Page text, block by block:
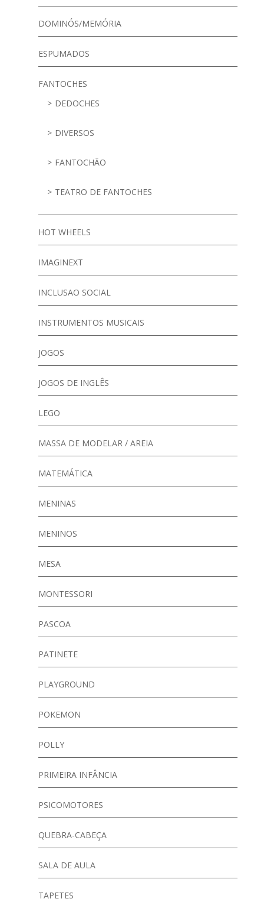
DOMINÓS/MEMÓRIA
ESPUMADOS
FANTOCHES
DEDOCHES
DIVERSOS
FANTOCHÃO
TEATRO DE FANTOCHES
HOT WHEELS
IMAGINEXT
INCLUSAO SOCIAL
INSTRUMENTOS MUSICAIS
JOGOS
JOGOS DE INGLÊS
LEGO
MASSA DE MODELAR / AREIA
MATEMÁTICA
MENINAS
MENINOS
MESA
MONTESSORI
PASCOA
PATINETE
PLAYGROUND
POKEMON
POLLY
PRIMEIRA INFÂNCIA
PSICOMOTORES
QUEBRA-CABEÇA
SALA DE AULA
TAPETES